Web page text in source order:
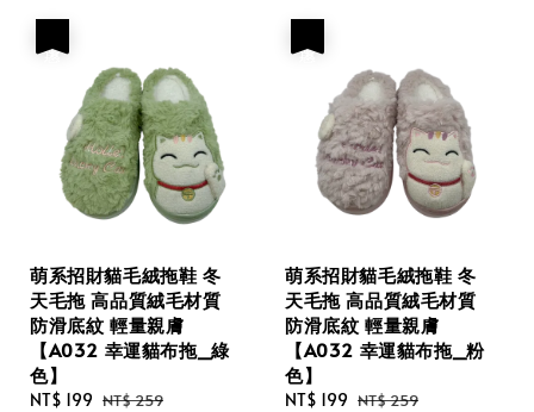
萌系招財貓毛絨拖鞋 冬
天毛拖 高品質絨毛材質
防滑底紋 輕量親膚
【A032 幸運貓布拖_綠
色】
Sale
NT$ 199 Regular
NT$ 259
萌系招財貓毛絨拖鞋 冬
天毛拖 高品質絨毛材質
防滑底紋 輕量親膚
【A032 幸運貓布拖_粉
色】
Sale
NT$ 199 Regular
NT$ 259